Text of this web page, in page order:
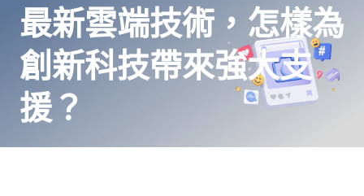
最新雲端技術，怎樣為
創新科技帶來強大支
援？